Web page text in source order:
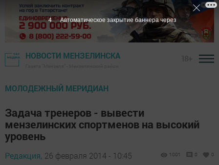
НОВОСТИ МЕНЗЕЛИНСКА
МОЛОДЕЖНЫЙ МЕРИДИАН
Задача тренеров - вывести
мензелинских спортменов на высокий
уровень
Редакция, 26 февраля 2014 - 10:45 1001 0 0
4 Автоматическое закрытие баннера через